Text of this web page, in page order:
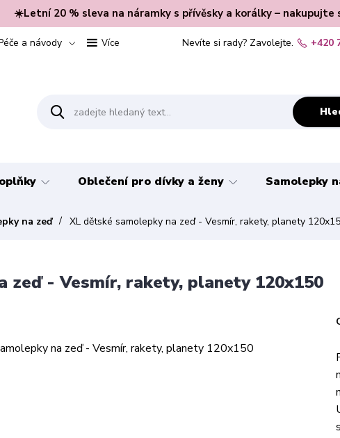
☀️Letní 20 % sleva na náramky s přívěsky a korálky –
a návody Více Nevíte si rady? Zavolejte. +420
Oblečení pro dívky a ženy Samolepky
na zeď XL dětské samolepky na zeď - Vesmír, rakety, planety
zeď - Vesmír, rakety, planety 120x150